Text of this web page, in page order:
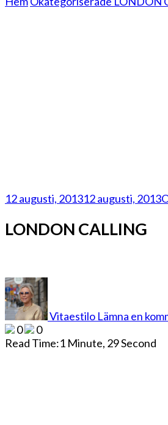
12 augusti, 201312 augusti, 2013
LONDON CALLING
Vitaestilo Lämna en
0
0
Read Time:1 Minute, 29 Second